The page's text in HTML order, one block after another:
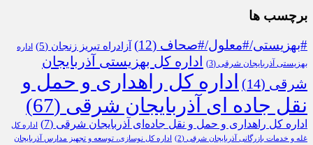
برچسب ها
#بهزیستی/#معلول/#صحاف (12) آزادراه تبریز زنجان (5)
اداره
بهزیستی آذربایجان شرقی (3)
اداره کل بهزیستی آذربایجان
شرقی (14)
اداره کل راهداری و حمل و
نقل جاده ای آذربایجان شرقی (67)
اداره کل راهداری و حمل و نقل جاده‌ای آذربایجان شرقی (7)
اداره کل
غله و خدمات بازرگانی آذربایجان شرقی (2)
اداره کل نوسازی، توسعه و تجهیز مدارس آذربایجان